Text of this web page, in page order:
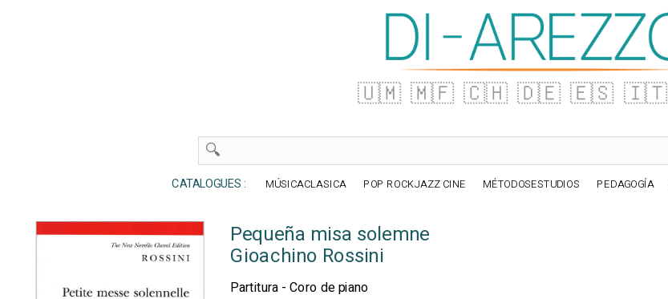
🇺🇲 🇲🇫 🇨🇭 🇩🇪 🇪🇸 🇮🇹
CATALOGUES : MÚSICACLASICA POP ROCKJAZZ CINE MÉTODOSESTUDIOS PEDAGOGÍA
Pequeña misa solemne
Gioachino Rossini
Partitura - Coro de piano